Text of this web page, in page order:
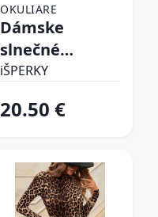
OKULIARE
Dámske
slnečné
okuliare
iŠPERKY
20.50 €